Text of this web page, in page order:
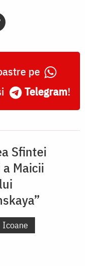
pe
Telegram!
Sfintei
Maicii
Icoane